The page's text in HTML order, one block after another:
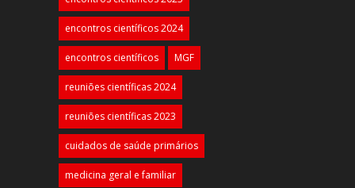
encontros científicos 2024
encontros científicos MGF
reuniões científicas 2024
reuniões científicas 2023
cuidados de saúde primários
medicina geral e familiar